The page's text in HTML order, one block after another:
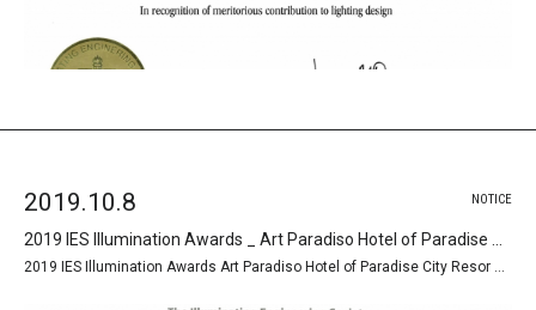
2019.10.8
2019 IES Illumination Awards _ Art Paradiso Hotel of Paradise City Resort
2019 IES Illumination Awards Art Paradiso Hotel of Paradise City Resor …
NOTICE